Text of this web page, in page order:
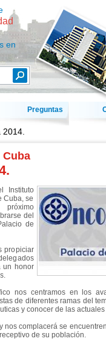
en
Preguntas
Instituto
Cuba, se
del
de
propiciar
un honor
nos centramos en los
de diferentes ramas del
y conocer de las
nos complacerá se
de su población.